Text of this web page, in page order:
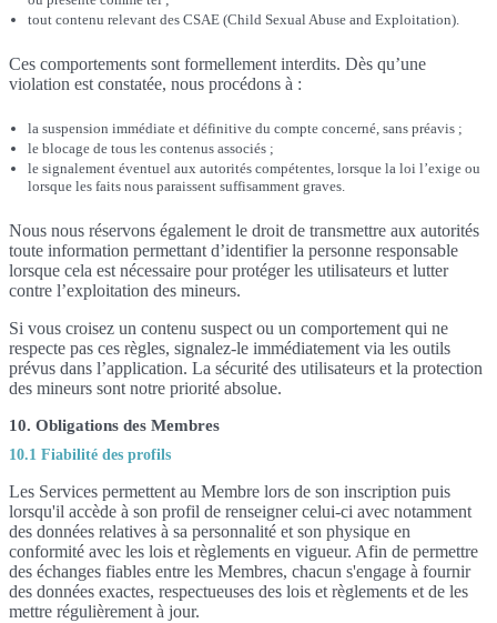
tout contenu relevant des CSAE (Child Sexual Abuse and Exploitation).
Ces comportements sont formellement interdits. Dès qu’une
violation est constatée, nous procédons à :
la suspension immédiate et définitive du compte concerné, sans préavis ;
le blocage de tous les contenus associés ;
le signalement éventuel aux autorités compétentes, lorsque la loi l’exige ou
lorsque les faits nous paraissent suffisamment graves.
Nous nous réservons également le droit de transmettre aux autorités
toute information permettant d’identifier la personne responsable
lorsque cela est nécessaire pour protéger les utilisateurs et lutter
contre l’exploitation des mineurs.
Si vous croisez un contenu suspect ou un comportement qui ne
respecte pas ces règles, signalez-le immédiatement via les outils
prévus dans l’application. La sécurité des utilisateurs et la protection
des mineurs sont notre priorité absolue.
10. Obligations des Membres
10.1 Fiabilité des profils
Les Services permettent au Membre lors de son inscription puis
lorsqu'il accède à son profil de renseigner celui-ci avec notamment
des données relatives à sa personnalité et son physique en
conformité avec les lois et règlements en vigueur. Afin de permettre
des échanges fiables entre les Membres, chacun s'engage à fournir
des données exactes, respectueuses des lois et règlements et de les
mettre régulièrement à jour.